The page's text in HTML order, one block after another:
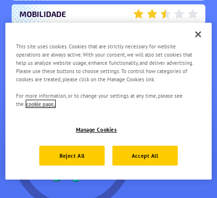
MOBILIDADE
2.5
ASSISTÊNCIA
2
This site uses cookies. Cookies that are strictly necessary for website
operations are always active. With your consent, we will also set cookies that
help us analyze website usage, enhance functionality, and deliver advertising.
Please use these buttons to choose settings. To control how categories of
cookies are treated, please click on the Manage Cookies link.
For more information, or to change your settings at any time, please see
the cookie page.
Manage Cookies
Reject All Accept All